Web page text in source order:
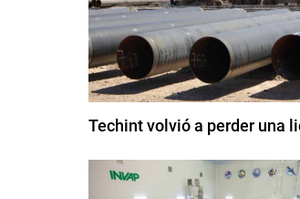
Techint volvió a perder una